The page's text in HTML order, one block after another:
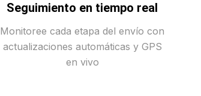
Seguimiento en tiempo real
Monitoree cada etapa del envío con
actualizaciones automáticas y GPS
en vivo